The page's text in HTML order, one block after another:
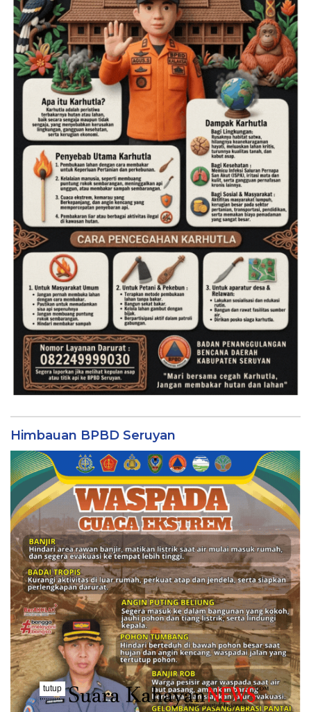
Himbauan BPBD Seruyan
tutup
..........